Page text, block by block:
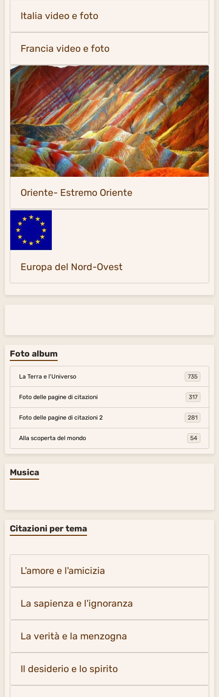
Italia video e foto
Francia video e foto
Oriente- Estremo Oriente
Europa del Nord-Ovest
Foto album
La Terra e l'Universo 735
Foto delle pagine di citazioni 317
Foto delle pagine di citazioni 2 281
Alla scoperta del mondo 54
Musica
Citazioni per tema
L'amore e l'amicizia
La sapienza e l'ignoranza
La verità e la menzogna
Il desiderio e lo spirito